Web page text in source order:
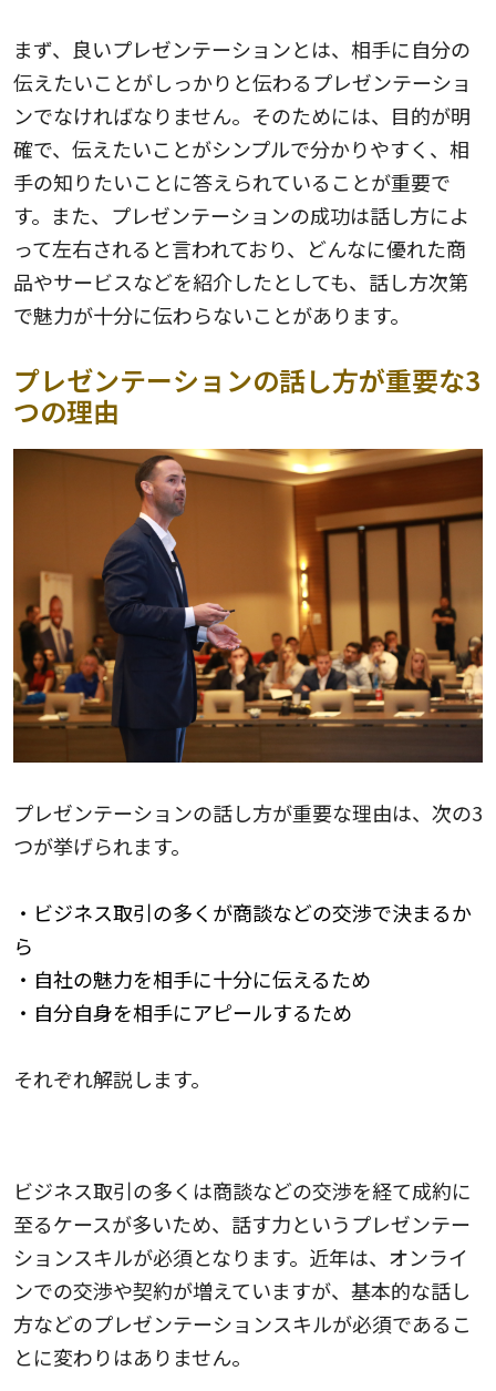
まず、良いプレゼンテーションとは、相手に自分の
伝えたいことがしっかりと伝わるプレゼンテーショ
ンでなければなりません。そのためには、目的が明
確で、伝えたいことがシンプルで分かりやすく、相
手の知りたいことに答えられていることが重要で
す。また、プレゼンテーションの成功は話し方によ
って左右されると言われており、どんなに優れた商
品やサービスなどを紹介したとしても、話し方次第
で魅力が十分に伝わらないことがあります。
プレゼンテーションの話し方が重要な3
つの理由
プレゼンテーションの話し方が重要な理由は、次の3
つが挙げられます。
・ビジネス取引の多くが商談などの交渉で決まるか
ら
・自社の魅力を相手に十分に伝えるため
・自分自身を相手にアピールするため
それぞれ解説します。
ビジネス取引の多くは商談などの交渉を経て成約に
至るケースが多いため、話す力というプレゼンテー
ションスキルが必須となります。近年は、オンライ
ンでの交渉や契約が増えていますが、基本的な話し
方などのプレゼンテーションスキルが必須であるこ
とに変わりはありません。